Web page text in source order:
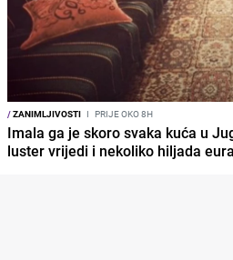
/ZANIMLJIVOSTI I PRIJE OKO 8H
Imala ga je skoro svaka kuća u
luster vrijedi i nekoliko hiljada eura